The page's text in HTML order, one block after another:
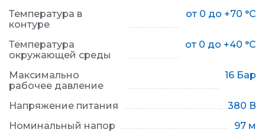
Температура в
контуре
от 0 до +70 °C
Температура
окружающей среды
от 0 до +40 °С
Максимально
рабочее давление
16 Бар
Напряжение питания
380 В
Номинальный напор
97 м